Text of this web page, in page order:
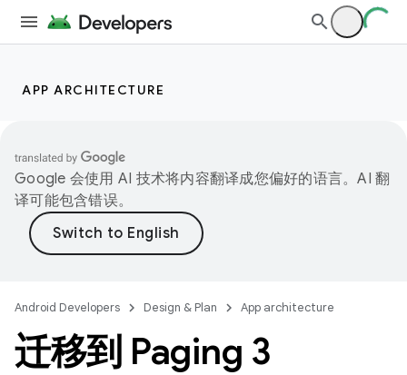
APP ARCHITECTURE
Google 会使用 AI 技术将内容翻译成您偏好的语言。AI 翻
译可能包含错误。
Android Developers Design & Plan App architecture
迁移到 Paging 3